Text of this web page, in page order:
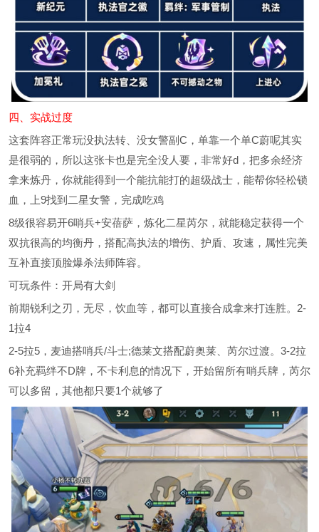
四、实战过度
这套阵容正常玩没执法转、没女警副C，单靠一个单C蔚呢其实
是很弱的，所以这张卡也是完全没人要，非常好d，把多余经济
拿来炼丹，你就能得到一个能抗能打的超级战士，能帮你轻松锁
血，上9找到二星女警，完成吃鸡
8级很容易开6哨兵+安蓓萨，炼化二星芮尔，就能稳定获得一个
双抗很高的均衡丹，搭配高执法的增伤、护盾、攻速，属性完美
互补直接顶脸爆杀法师阵容。
可玩条件：开局有大剑
前期锐利之刃，无尽，饮血等，都可以直接合成拿来打连胜。2-
1拉4
2-5拉5，麦迪搭哨兵/斗士;德莱文搭配蔚奥莱、芮尔过渡。3-2拉
6补充羁绊不D牌，不卡利息的情况下，开始留所有哨兵牌，芮尔
可以多留，其他都只要1个就够了